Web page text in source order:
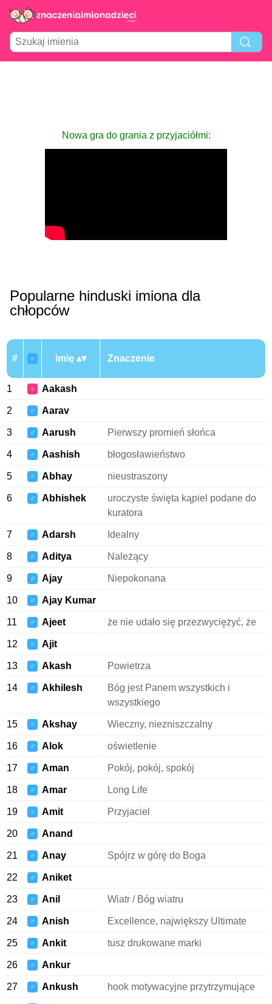
Nowa gra do grania z przyjaciółmi:
Popularne hinduski imiona dla
chłopców
# ♂ imię Znaczenie
1 ♀ Aakash
2 ♂ Aarav
3 ♂ Aarush Pierwszy promień słońca
4 ♂ Aashish błogosławieństwo
5 ♂ Abhay nieustraszony
6 ♂ Abhishek
uroczyste święta kąpiel podane do
kuratora
7 ♂ Adarsh Idealny
8 ♂ Aditya Należący
9 ♂ Ajay Niepokonana
10 ♂ Ajay Kumar
11 ♂ Ajeet że nie udało się przezwyciężyć, że
12 ♂ Ajit
13 ♂ Akash Powietrza
14 ♂ Akhilesh
Bóg jest Panem wszystkich i
wszystkiego
15 ♂ Akshay Wieczny, niezniszczalny
16 ♂ Alok oświetlenie
17 ♂ Aman Pokój, pokój, spokój
18 ♂ Amar Long Life
19 ♂ Amit Przyjaciel
20 ♂ Anand
21 ♂ Anay Spójrz w górę do Boga
22 ♂ Aniket
23 ♂ Anil Wiatr / Bóg wiatru
24 ♂ Anish Excellence, największy Ultimate
25 ♂ Ankit tusz drukowane marki
26 ♂ Ankur
27 ♂ Ankush hook motywacyjne przytrzymujące